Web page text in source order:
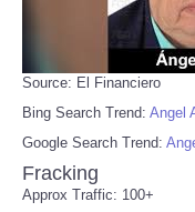
Source: El Financiero
Bing Search Trend: Angel
Google Search Trend:
Fracking
Approx Traffic: 100+